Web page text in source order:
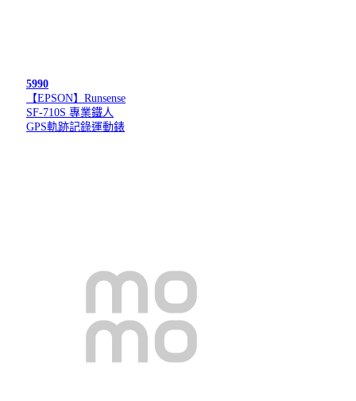
5990
【EPSON】Runsense
SF-710S 專業鐵人
GPS軌跡記錄運動錶